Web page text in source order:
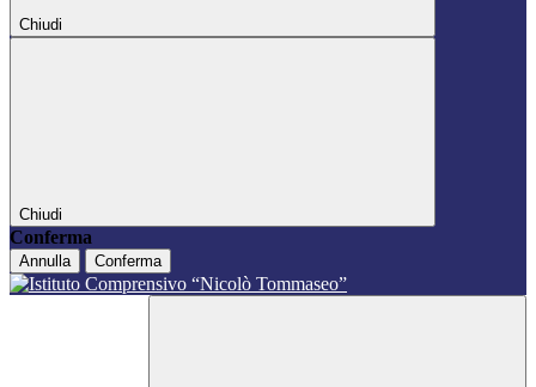
Chiudi
Chiudi
Conferma
Annulla Conferma